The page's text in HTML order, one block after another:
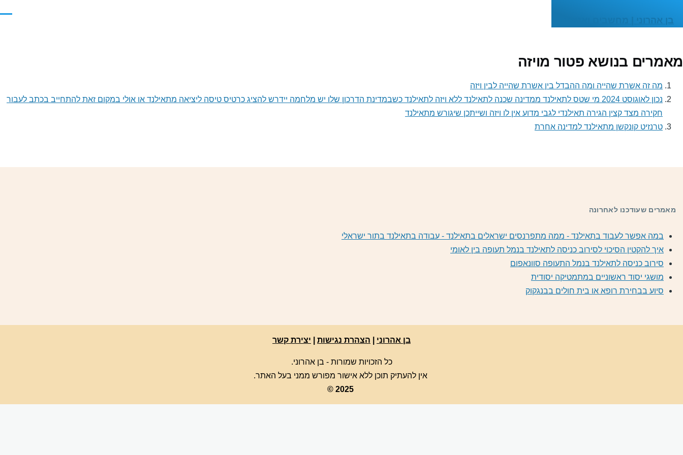
בן אהרוני | מחשבים ואנשים
מאמרים בנושא פטור מויזה
מה זה אשרת שהייה ומה ההבדל בין אשרת שהייה לבין ויזה
נכון לאוגוסט 2024 מי שטס לתאילנד ממדינה שכנה לתאילנד ללא ויזה לתאילנד כשבמדינת הדרכון שלו יש מלחמה יידרש להציג כרטיס טיסה ליציאה מתאילנד או אולי במקום זאת להתחייב בכתב לעבור
חקירה מצד קצין הגירה תאילנדי לגבי מדוע אין לו ויזה ושייתכן שיגורש מתאילנד
טרנזיט קונקשן מתאילנד למדינה אחרת
מאמרים שעודכנו לאחרונה
במה אפשר לעבוד בתאילנד - ממה מתפרנסים ישראלים בתאילנד - עבודה בתאילנד בתור ישראלי
איך להקטין הסיכוי לסירוב כניסה לתאילנד בנמל תעופה בין לאומי
סירוב כניסה לתאילנד בנמל התעופה סוונאפום
מושגי יסוד ראשוניים במתמטיקה יסודית
סיוע בבחירת רופא או בית חולים בבנגקוק
בן אהרוני הצהרת נגישות יצירת קשר
כל הזכויות שמורות - בן אהרוני.
אין להעתיק תוכן ללא אישור מפורש ממני בעל האתר.
© 2025